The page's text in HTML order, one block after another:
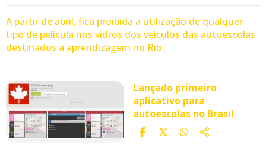
A partir de abril, fica proibida a utilização de qualquer
tipo de película nos vidros dos veículos das autoescolas
destinados a aprendizagem no Rio.
Lançado primeiro
aplicativo para
autoescolas no Brasil